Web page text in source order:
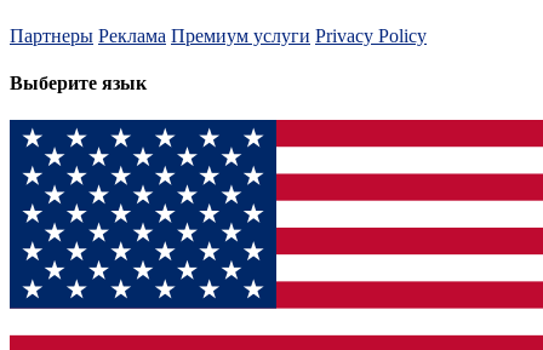
Партнеры Реклама Премиум услуги Privacy Policy
Выберите язык